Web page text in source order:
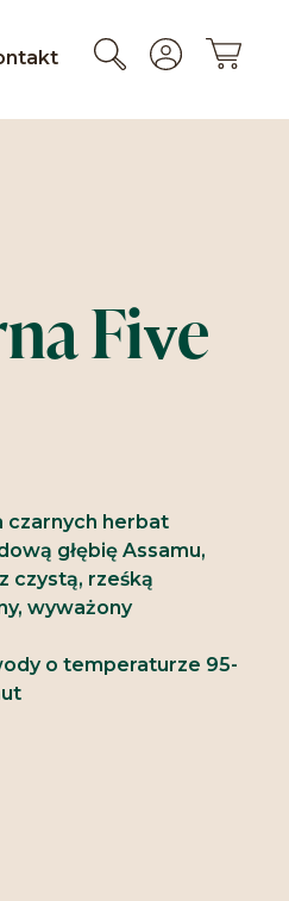
Five
czarnych herbat
głębię Assamu,
czystą, rześką
wyważony
o temperaturze 95-